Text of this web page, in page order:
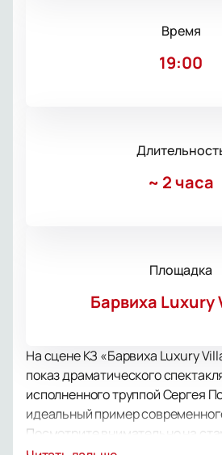
Время
19:00
~ 2 часа
Площадка
Барвиха Luxury
На сцене КЗ «Барвиха Luxury
показ драматического
исполненного труппой Сергея
идеальный пример
Посмотрите внимательно на